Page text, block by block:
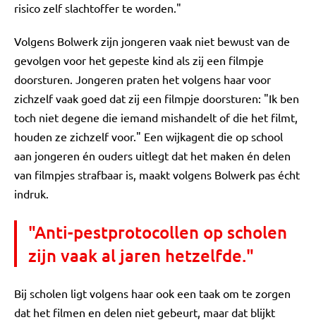
risico zelf slachtoffer te worden."
Volgens Bolwerk zijn jongeren vaak niet bewust van de
gevolgen voor het gepeste kind als zij een filmpje
doorsturen. Jongeren praten het volgens haar voor
zichzelf vaak goed dat zij een filmpje doorsturen: "Ik ben
toch niet degene die iemand mishandelt of die het filmt,
houden ze zichzelf voor." Een wijkagent die op school
aan jongeren én ouders uitlegt dat het maken én delen
van filmpjes strafbaar is, maakt volgens Bolwerk pas écht
indruk.
"Anti-pestprotocollen op scholen
zijn vaak al jaren hetzelfde."
Bij scholen ligt volgens haar ook een taak om te zorgen
dat het filmen en delen niet gebeurt, maar dat blijkt